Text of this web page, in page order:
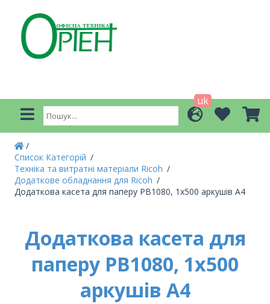
uk
Список Категорій
Техніка та витратні матеріали Ricoh
Додаткове обладнання для Ricoh
Додаткова касета для паперу PB1080, 1x500 аркушів A4
Додаткова касета для
паперу PB1080, 1x500
аркушів A4